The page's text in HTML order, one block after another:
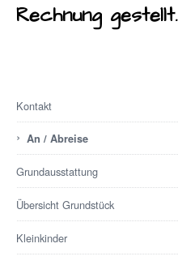
Rechnung gestellt.
Kontakt
› An / Abreise
Grundausstattung
Übersicht Grundstück
Kleinkinder